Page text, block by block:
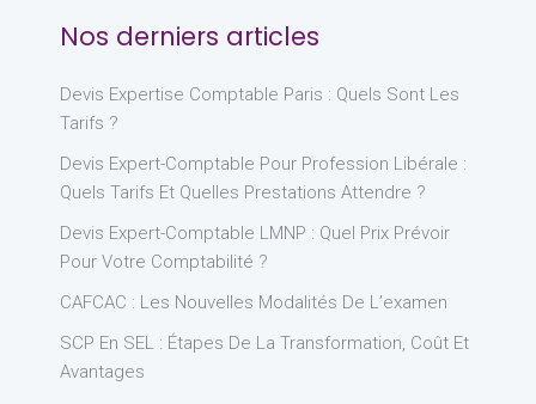
Nos derniers articles
Devis Expertise Comptable Paris : Quels Sont Les
Tarifs ?
Devis Expert-Comptable Pour Profession Libérale :
Quels Tarifs Et Quelles Prestations Attendre ?
Devis Expert-Comptable LMNP : Quel Prix Prévoir
Pour Votre Comptabilité ?
CAFCAC : Les Nouvelles Modalités De L’examen
SCP En SEL : Étapes De La Transformation, Coût Et
Avantages